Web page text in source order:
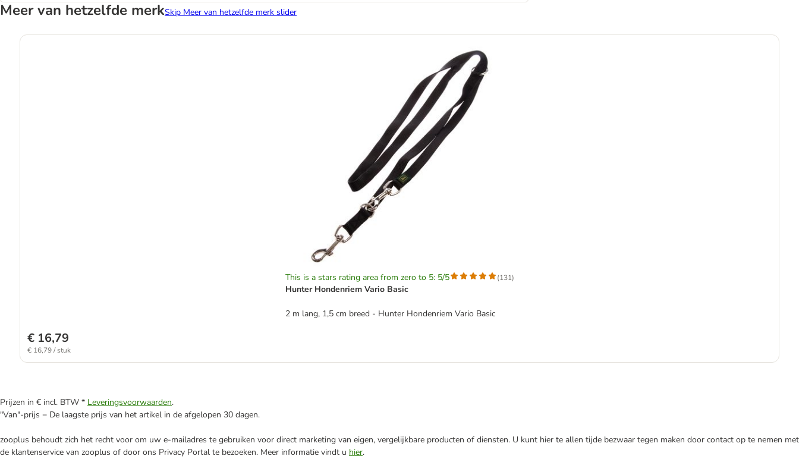
Meer van hetzelfde merkSkip Meer van hetzelfde merk slider
This is a stars rating area from zero to 5: 5/5 (131)
Hunter Hondenriem Vario Basic
2 m lang, 1,5 cm breed - Hunter Hondenriem Vario Basic
€ 16,79
€ 16,79 / stuk
Prijzen in € incl. BTW * Leveringsvoorwaarden.
"Van"-prijs = De laagste prijs van het artikel in de afgelopen 30 dagen.
zooplus behoudt zich het recht voor om uw e-mailadres te gebruiken voor direct marketing van eigen, vergelijkbare producten of diensten. U kunt hier te allen tijde bezwaar tegen maken door contact op te nemen met
de klantenservice van zooplus of door ons Privacy Portal te bezoeken. Meer informatie vindt u hier.